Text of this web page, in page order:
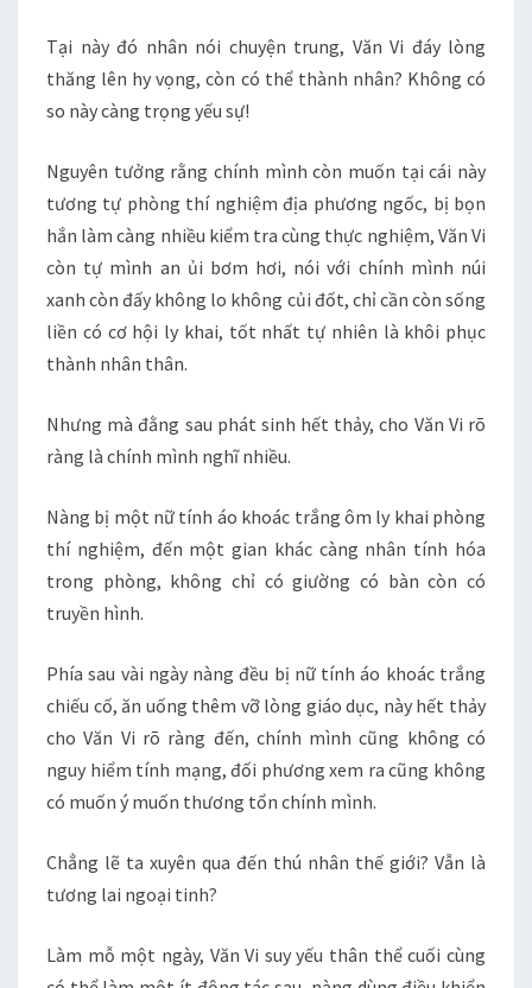
Tại này đó nhân nói chuyện trung, Văn Vi đáy lòng
thăng lên hy vọng, còn có thể thành nhân? Không có
so này càng trọng yếu sự!
Nguyên tưởng rằng chính mình còn muốn tại cái này
tương tự phòng thí nghiệm địa phương ngốc, bị bọn
hắn làm càng nhiều kiểm tra cùng thực nghiệm, Văn Vi
còn tự mình an ủi bơm hơi, nói với chính mình núi
xanh còn đấy không lo không củi đốt, chỉ cần còn sống
liền có cơ hội ly khai, tốt nhất tự nhiên là khôi phục
thành nhân thân.
Nhưng mà đằng sau phát sinh hết thảy, cho Văn Vi rõ
ràng là chính mình nghĩ nhiều.
Nàng bị một nữ tính áo khoác trắng ôm ly khai phòng
thí nghiệm, đến một gian khác càng nhân tính hóa
trong phòng, không chỉ có giường có bàn còn có
truyền hình.
Phía sau vài ngày nàng đều bị nữ tính áo khoác trắng
chiếu cố, ăn uống thêm vỡ lòng giáo dục, này hết thảy
cho Văn Vi rõ ràng đến, chính mình cũng không có
nguy hiểm tính mạng, đối phương xem ra cũng không
có muốn ý muốn thương tổn chính mình.
Chẳng lẽ ta xuyên qua đến thú nhân thế giới? Vẫn là
tương lai ngoại tinh?
Làm mỗ một ngày, Văn Vi suy yếu thân thể cuối cùng